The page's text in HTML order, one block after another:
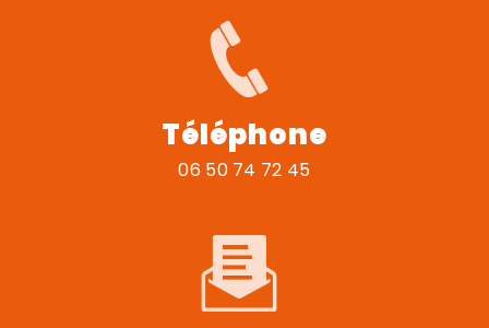
Téléphone
06 50 74 72 45